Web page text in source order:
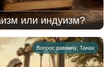
или индуизм?
Вопрос раввину, Танах